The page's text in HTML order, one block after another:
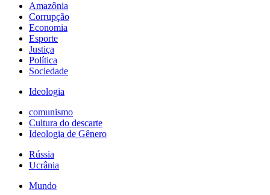
Amazônia
Corrupção
Economia
Esporte
Justiça
Política
Sociedade
Ideologia
comunismo
Cultura do descarte
Ideologia de Gênero
Rússia
Ucrânia
Mundo